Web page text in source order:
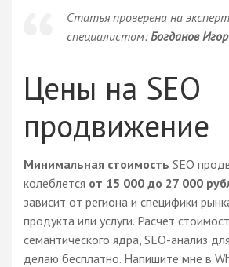
Статья проверена на
специалистом:Богданов
Цены на SEO
продвижение
Минимальная стоимость SEO
колеблется от 15 000 до 27 000
зависит от региона и специфики
продукта или услуги. Расчет
семантического ядра, SEO-анализ
делаю бесплатно. Напишите мне в